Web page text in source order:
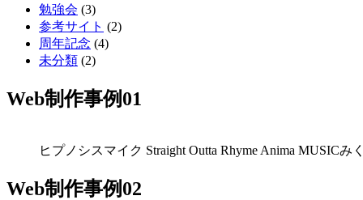
勉強会 (3)
参考サイト (2)
周年記念 (4)
未分類 (2)
Web制作事例01
ヒプノシスマイク Straight Outta Rhyme Anima MUSICみ
Web制作事例02